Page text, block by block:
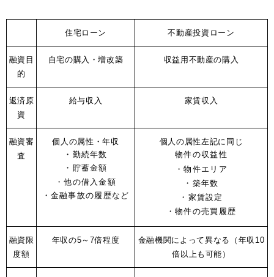
住宅ローン 不動産投資ローン
融資目
的
自宅の購入・増改築 収益用不動産の購入
返済原
資
給与収入 家賃収入
融資審
査
個人の属性 ・年収
・勤続年数
・貯蓄金額
・他の借入金額
・金融事故の履歴など
個人の属性左記に同じ
物件の収益性
・物件エリア
・築年数
・家賃設定
・物件の売買履歴
融資限
度額
年収の5～7倍程度 金融機関によって異なる
（年収10
倍以上も可能）